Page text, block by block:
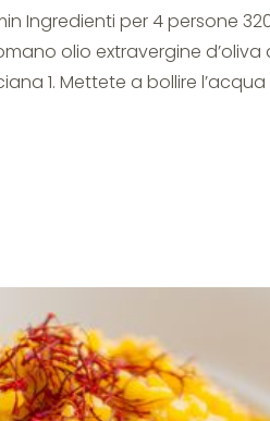
Ingredienti per 4 persone
olio extravergine
1. Mettete a bollire